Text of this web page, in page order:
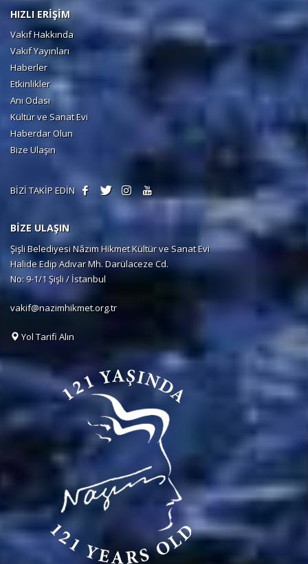
HIZLI ERİŞİM
Vakıf Hakkında
Vakıf Yayınları
Haberler
Etkinlikler
Anı Odası
Kültür ve Sanat Evi
Haberdar Olun
Bize Ulaşın
BİZİ TAKİP EDİN
BİZE ULAŞIN
Şişli Belediyesi Nâzım Hikmet Kültür ve Sanat Evi
Halide Edip Adıvar Mh. Darülaceze Cd.
No: 9-1/1 Şişli / İstanbul
vakif@nazimhikmet.org.tr
Yol Tarifi Alın